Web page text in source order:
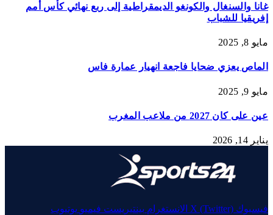
غانا والسنغال والكونغو الديمقراطية إلى ربع نهائي كأس أمم
إفريقيا للشباب
مايو 8, 2025
الماص يعزي ضحايا فاجعة انهيار عمارة فاس
مايو 9, 2025
عين على كان 2027 من ملاعب المغرب
يناير 14, 2026
فيسبوك X (Twitter) الانستغرام بينتيريست فيميو يوتيوب